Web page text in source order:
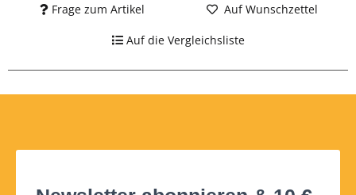
Frage zum Artikel Auf Wunschzettel
Auf die Vergleichsliste